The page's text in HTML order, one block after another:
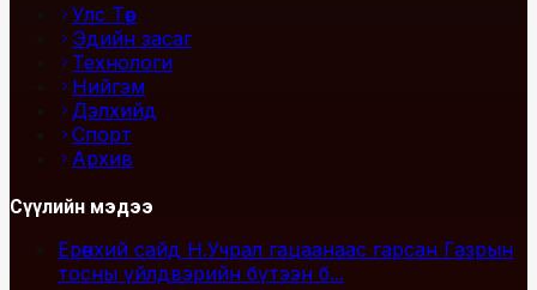
Улс Төр
Эдийн засаг
Технологи
Нийгэм
Дэлхийд
Спорт
Архив
Сүүлийн мэдээ
Ерөнхий сайд Н.Учрал гацаанаас гарсан Газрын
тосны үйлдвэрийн бүтээн б...